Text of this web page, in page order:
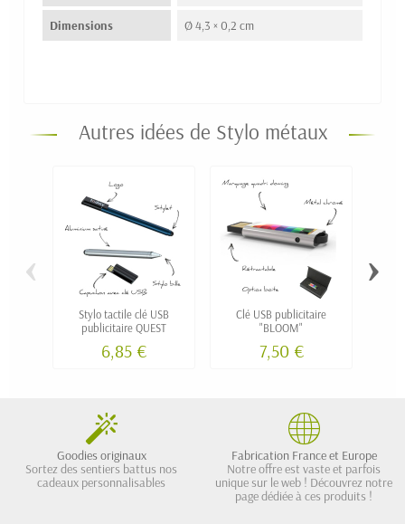
Dimensions Ø 4,3 × 0,2 cm
Autres idées de Stylo métaux
Stylo tactile clé USB
publicitaire QUEST
6,85 €
Clé USB publicitaire
"BLOOM"
7,50 €
‹ ›
Goodies originaux
Sortez des sentiers battus nos
cadeaux personnalisables
Fabrication France et Europe
Notre offre est vaste et parfois
unique sur le web ! Découvrez notre
page dédiée à ces produits !